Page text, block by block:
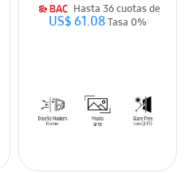
Hasta 36 cuotas de
US$ 61.08Tasa 0%